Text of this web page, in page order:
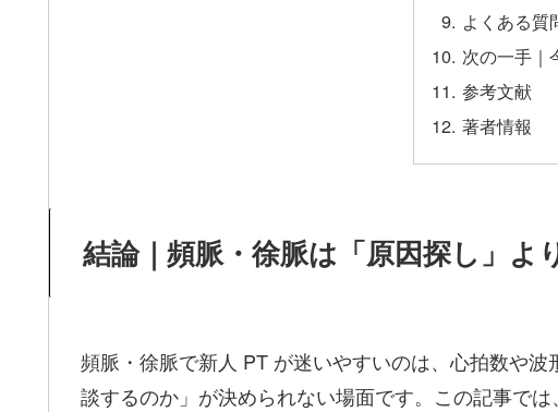
よくある質
次の一手｜
参考文献
著者情報
結論｜頻脈・徐脈は「原因探し」
頻脈・徐脈で新人 PT が迷いやすいのは、心拍数や
談するのか」が決められない場面です。この記事で